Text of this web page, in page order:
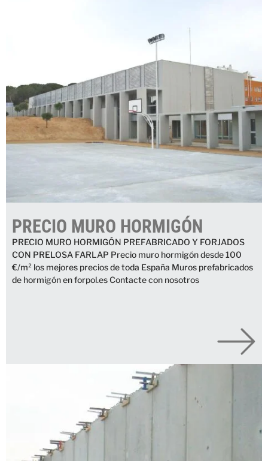
PRECIO MURO HORMIGÓN
PRECIO MURO HORMIGÓN PREFABRICADO Y FORJADOS
CON PRELOSA FARLAP Precio muro hormigón desde 100
€/m² los mejores precios de toda España Muros prefabricados
de hormigón en forpol.es Contacte con nosotros